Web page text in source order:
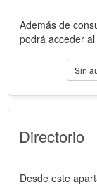
Además de
podrá acceder
Sin
Directorio
Desde este